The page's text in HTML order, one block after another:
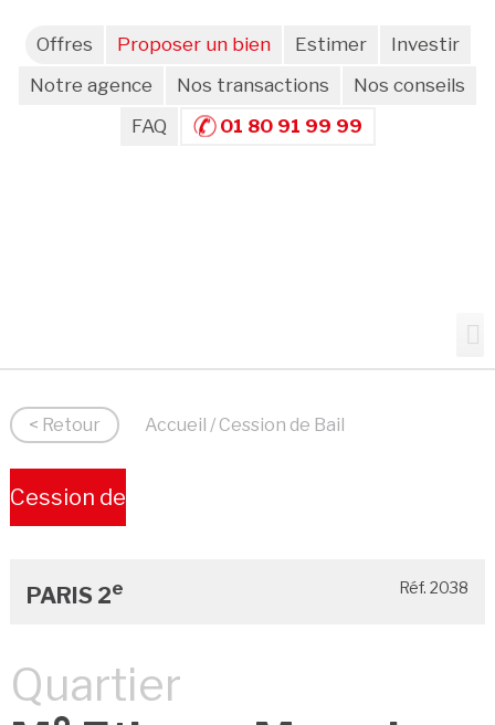
Offres Proposer un bien Estimer
Investir
Notre agence
Nos transactions
Nos conseils
FAQ
01 80 91 99 99
< Retour Accueil / Cession de Bail
Cession de
PARIS 2e Réf. 2038
Quartier